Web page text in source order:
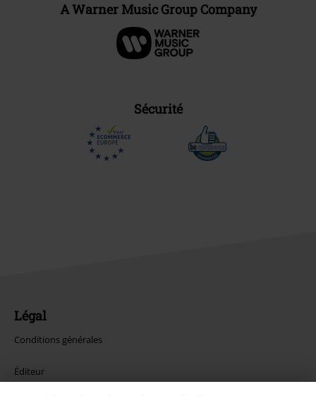
A Warner Music Group Company
Sécurité
Légal
Conditions générales
Éditeur